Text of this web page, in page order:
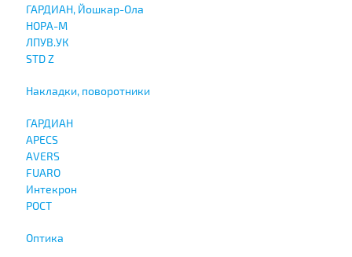
ГАРДИАН, Йошкар-Ола
НОРА-М
ЛПУВ.УК
STD Z
Накладки, поворотники
ГАРДИАН
APECS
AVERS
FUARO
Интекрон
РОСТ
Оптика